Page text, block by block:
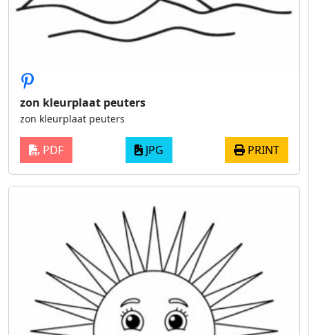
zon kleurplaat peuters
zon kleurplaat peuters
PDF JPG PRINT